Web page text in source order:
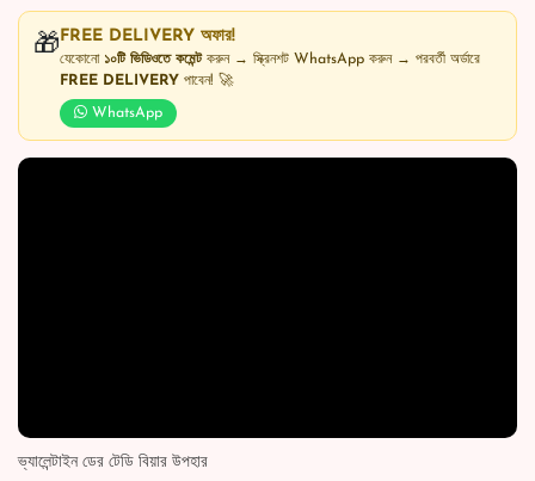
🎁 FREE DELIVERY অফার!
যেকোনো ১০টি ভিডিওতে কমেন্টকরুন → স্ক্রিনশট WhatsApp করুন → পরবর্তী অর্ডারে
FREE DELIVERY পাবেন! 🚀
WhatsApp
ভ্যালেন্টাইন ডের টেডি বিয়ার উপহার